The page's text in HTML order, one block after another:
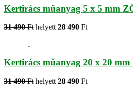
Kertirács műanyag 5 x 5 mm
31 490 Ft helyett 28 490 Ft
Kertirács műanyag 20 x 20
31 490 Ft helyett 28 490 Ft